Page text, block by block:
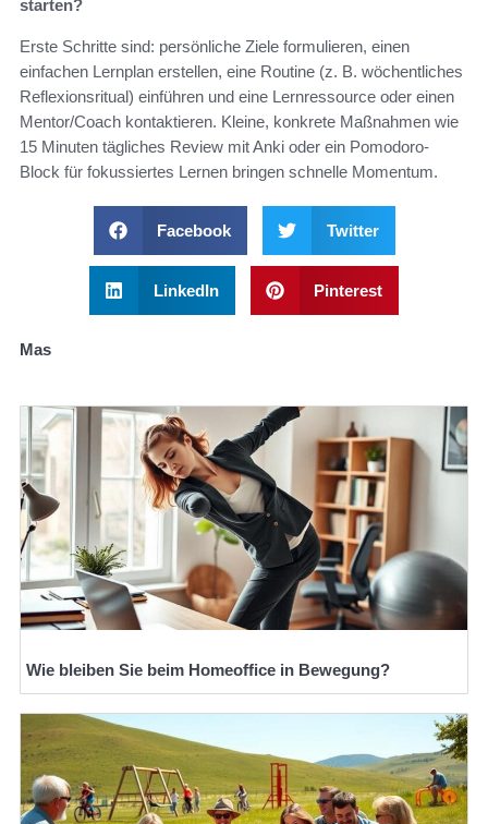
starten?
Erste Schritte sind: persönliche Ziele formulieren, einen
einfachen Lernplan erstellen, eine Routine (z. B. wöchentliches
Reflexionsritual) einführen und eine Lernressource oder einen
Mentor/Coach kontaktieren. Kleine, konkrete Maßnahmen wie
15 Minuten tägliches Review mit Anki oder ein Pomodoro-
Block für fokussiertes Lernen bringen schnelle Momentum.
Facebook Twitter
LinkedIn Pinterest
Mas
Wie bleiben Sie beim Homeoffice in Bewegung?